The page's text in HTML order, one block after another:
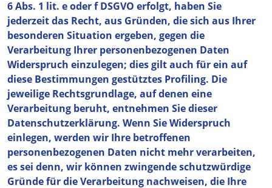
6 Abs. 1 lit. e oder f DSGVO erfolgt, haben Sie
jederzeit das Recht, aus Gründen, die sich aus Ihrer
besonderen Situation ergeben, gegen die
Verarbeitung Ihrer personenbezogenen Daten
Widerspruch einzulegen; dies gilt auch für ein auf
diese Bestimmungen gestütztes Profiling. Die
jeweilige Rechtsgrundlage, auf denen eine
Verarbeitung beruht, entnehmen Sie dieser
Datenschutzerklärung. Wenn Sie Widerspruch
einlegen, werden wir Ihre betroffenen
personenbezogenen Daten nicht mehr verarbeiten,
es sei denn, wir können zwingende schutzwürdige
Gründe für die Verarbeitung nachweisen, die Ihre